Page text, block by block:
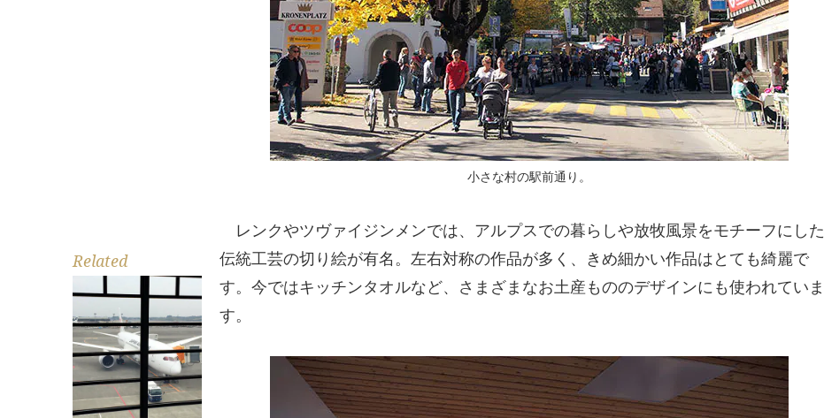
Related
小さな村の駅前通り。
レンクやツヴァイジンメンでは、アルプスでの暮らしや放牧風景をモチーフにした
伝統工芸の切り絵が有名。左右対称の作品が多く、きめ細かい作品はとても綺麗で
す。今ではキッチンタオルなど、さまざまなお土産もののデザインにも使われていま
す。